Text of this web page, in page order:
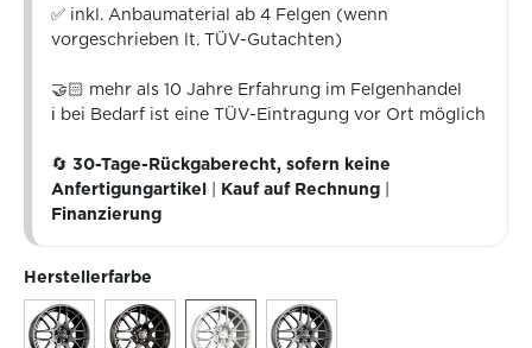
✅ inkl. Anbaumaterial ab 4 Felgen (wenn
vorgeschrieben lt. TÜV-Gutachten)
🤝🏻 mehr als 10 Jahre Erfahrung im Felgenhandel
ℹ️ bei Bedarf ist eine TÜV-Eintragung vor Ort möglich
🔄30-Tage-Rückgaberecht, sofern keine
Anfertigungartikel
Kauf auf Rechnung
Finanzierung
Herstellerfarbe